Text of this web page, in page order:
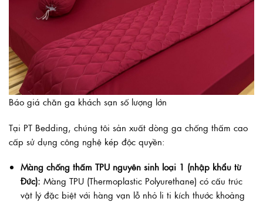
Báo giá chăn ga khách sạn số lượng lớn
Tại PT Bedding, chúng tôi sản xuất dòng ga chống thấm cao
cấp sử dụng công nghệ kép độc quyền:
Màng chống thấm TPU nguyên sinh loại 1 (nhập khẩu từ
Đức): Màng TPU (Thermoplastic Polyurethane) có cấu trúc
vật lý đặc biệt với hàng vạn lỗ nhỏ li ti kích thước khoảng